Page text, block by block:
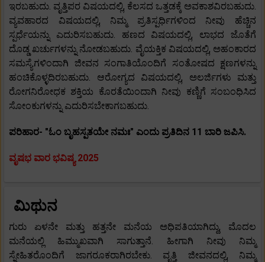
ಇರಬಹುದು. ವೃತ್ತಿಪರ ವಿಷಯದಲ್ಲಿ, ಕೆಲಸದ ಒತ್ತಡಕ್ಕೆ ಅವಕಾಶವಿರಬಹುದು.
ವ್ಯವಹಾರದ ವಿಷಯದಲ್ಲಿ, ನಿಮ್ಮ ಪ್ರತಿಸ್ಪರ್ಧಿಗಳಿಂದ ನೀವು ಹೆಚ್ಚಿನ
ಸ್ಪರ್ಧೆಯನ್ನು ಎದುರಿಸಬಹುದು. ಹಣದ ವಿಷಯದಲ್ಲಿ, ಲಾಭದ ಜೊತೆಗೆ
ದೊಡ್ಡ ಖರ್ಚುಗಳನ್ನು ನೋಡಬಹುದು. ವೈಯಕ್ತಿಕ ವಿಷಯದಲ್ಲಿ, ಅಹಂಕಾರದ
ಸಮಸ್ಯೆಗಳಿಂದಾಗಿ ಜೀವನ ಸಂಗಾತಿಯೊಂದಿಗೆ ಸಂತೋಷದ ಕ್ಷಣಗಳನ್ನು
ಹಂಚಿಕೊಳ್ಳದಿರಬಹುದು. ಆರೋಗ್ಯದ ವಿಷಯದಲ್ಲಿ, ಅಲರ್ಜಿಗಳು ಮತ್ತು
ರೋಗನಿರೋಧಕ ಶಕ್ತಿಯ ಕೊರತೆಯಿಂದಾಗಿ ನೀವು ಕಣ್ಣಿಗೆ ಸಂಬಂಧಿಸಿದ
ಸೋಂಕುಗಳನ್ನು ಎದುರಿಸಬೇಕಾಗಬಹುದು.
ಪರಿಹಾರ- "ಓಂ ಬೃಹಸ್ಪತಯೇ ನಮಃ" ಎಂದು ಪ್ರತಿದಿನ 11 ಬಾರಿ ಜಪಿಸಿ.
ವೃಷಭ ವಾರ ಭವಿಷ್ಯ 2025
ಮಿಥುನ
ಗುರು ಏಳನೇ ಮತ್ತು ಹತ್ತನೇ ಮನೆಯ ಅಧಿಪತಿಯಾಗಿದ್ದು, ಮೊದಲ
ಮನೆಯಲ್ಲಿ ಹಿಮ್ಮುಖವಾಗಿ ಸಾಗುತ್ತಾನೆ. ಹೀಗಾಗಿ ನೀವು ನಿಮ್ಮ
ಸ್ನೇಹಿತರೊಂದಿಗೆ ಜಾಗರೂಕರಾಗಿರಬೇಕು. ವೃತ್ತಿ ಜೀವನದಲ್ಲಿ, ನಿಮ್ಮ